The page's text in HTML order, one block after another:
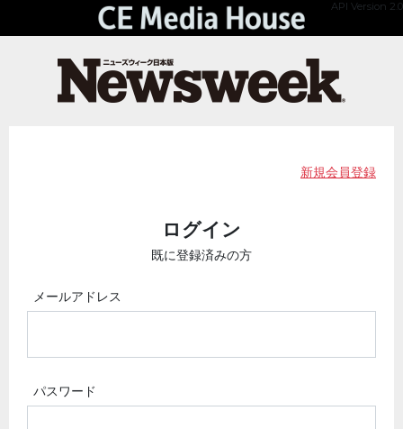
API Version 2.0
新規会員登録
ログイン
既に登録済みの方
メールアドレス
パスワード